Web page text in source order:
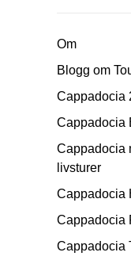
Om
Blogg om
Cappadocia
Cappadocia
Cappadocia
livsturer
Cappadocia
Cappadocia
Cappadocia